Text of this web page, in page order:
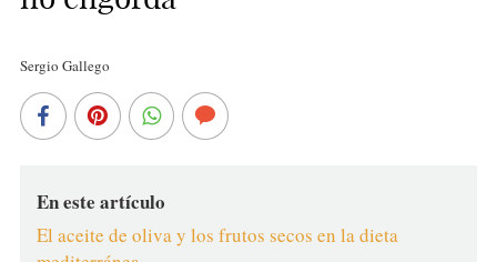
Sergio Gallego
En este artículo
El aceite de oliva y los frutos secos en la dieta